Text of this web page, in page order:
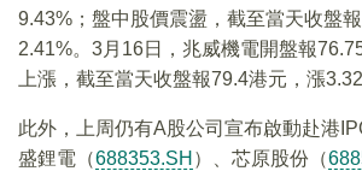
9.43%；盤中股價震盪，截至當天收盤
2.41%。3月16日，兆威機電開盤報
上漲，截至當天收盤報79.4港元，漲
此外，上周仍有A股公司宣布啟動赴港
盛鋰電（688353.SH ）、芯原股份（